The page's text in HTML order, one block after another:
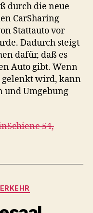
durch die neue
CarSharing
Stattauto vor
Dadurch steigt
dafür, daß es
Auto gibt. Wenn
gelenkt wird, kann
und Umgebung
54,